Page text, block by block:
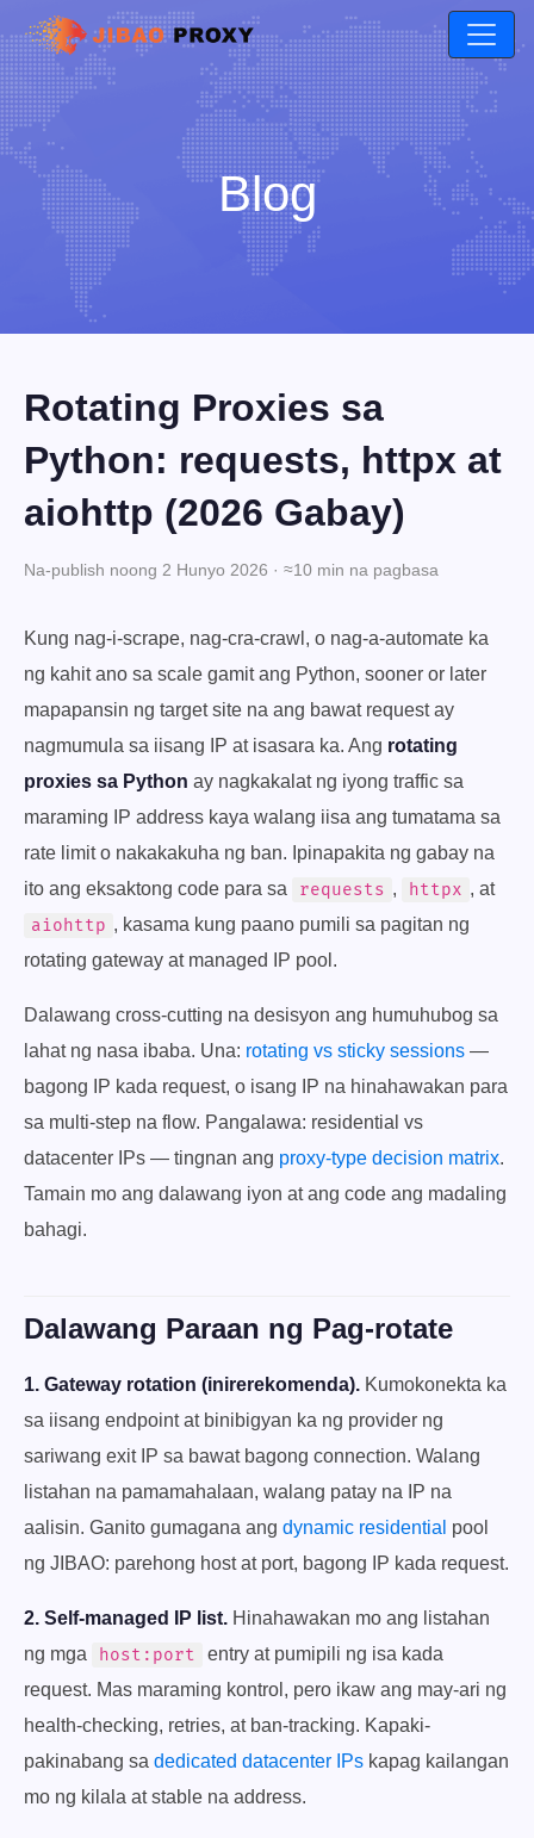
Blog
Rotating Proxies sa
Python: requests, httpx at
aiohttp (2026 Gabay)
Na-publish noong 2 Hunyo 2026 · ≈10 min na pagbasa
Kung nag-i-scrape, nag-cra-crawl, o nag-a-automate ka
ng kahit ano sa scale gamit ang Python, sooner or later
mapapansin ng target site na ang bawat request ay
nagmumula sa iisang IP at isasara ka. Ang rotating
proxies sa Python ay nagkakalat ng iyong traffic sa
maraming IP address kaya walang iisa ang tumatama sa
rate limit o nakakakuha ng ban. Ipinapakita ng gabay na
ito ang eksaktong code para sa
requests , httpx , at
aiohttp , kasama kung paano pumili sa pagitan ng
rotating gateway at managed IP pool.
Dalawang cross-cutting na desisyon ang humuhubog sa
lahat ng nasa ibaba. Una: rotating vs sticky sessions —
bagong IP kada request, o isang IP na hinahawakan para
sa multi-step na flow. Pangalawa: residential vs
datacenter IPs — tingnan ang proxy-type decision matrix.
Tamain mo ang dalawang iyon at ang code ang madaling
bahagi.
Dalawang Paraan ng Pag-rotate
1. Gateway rotation (inirerekomenda). Kumokonekta ka
sa iisang endpoint at binibigyan ka ng provider ng
sariwang exit IP sa bawat bagong connection. Walang
listahan na pamamahalaan, walang patay na IP na
aalisin. Ganito gumagana ang dynamic residential pool
ng JIBAO: parehong host at port, bagong IP kada request.
2. Self-managed IP list. Hinahawakan mo ang listahan
ng mga
host:port
entry at pumipili ng isa kada
request. Mas maraming kontrol, pero ikaw ang may-ari ng
health-checking, retries, at ban-tracking. Kapaki-
pakinabang sa dedicated datacenter IPs kapag kailangan
mo ng kilala at stable na address.